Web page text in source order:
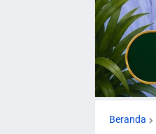
Beranda